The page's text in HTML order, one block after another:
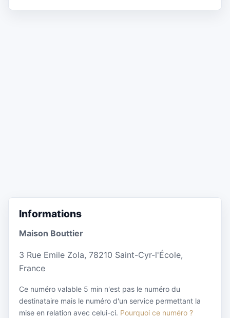
Informations
Maison Bouttier
3 Rue Emile Zola, 78210 Saint-Cyr-l'École,
France
Ce numéro valable 5 min n'est pas le numéro du
destinataire mais le numéro d'un service permettant la
mise en relation avec celui-ci. Pourquoi ce numéro ?